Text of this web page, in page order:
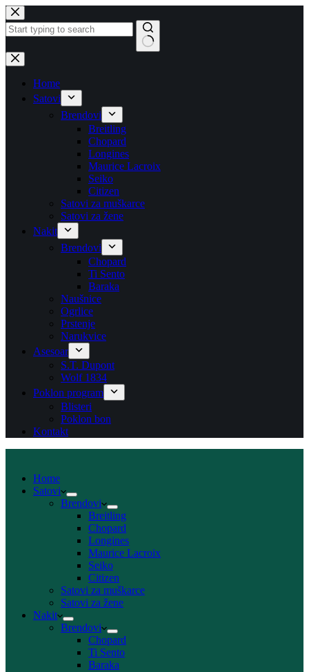
Skip
to
content
No
results
Home
Satovi
Brendovi
Breitling
Chopard
Longines
Maurice Lacroix
Seiko
Citizen
Satovi za muškarce
Satovi za žene
Nakit
Brendovi
Chopard
Ti Sento
Baraka
Naušnice
Ogrlice
Prstenje
Narukvice
Asesoar
S.T. Dupont
Wolf 1834
Poklon program
Blisteri
Poklon bon
Kontakt
Home
Satovi
Brendovi
Breitling
Chopard
Longines
Maurice Lacroix
Seiko
Citizen
Satovi za muškarce
Satovi za žene
Nakit
Brendovi
Chopard
Ti Sento
Baraka